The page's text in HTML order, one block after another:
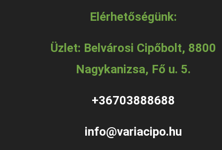
Elérhetőségünk:
Üzlet: Belvárosi Cipőbolt, 8800
Nagykanizsa, Fő u. 5.
+36703888688
info@variacipo.hu